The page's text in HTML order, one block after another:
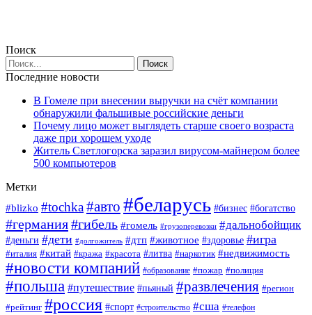
Поиск
Последние новости
В Гомеле при внесении выручки на счёт компании
обнаружили фальшивые российские деньги
Почему лицо может выглядеть старше своего возраста
даже при хорошем уходе
Житель Светлогорска заразил вирусом-майнером более
500 компьютеров
Метки
#blizko #tochka#авто #беларусь #бизнес #богатство
#германия#гибель #гомель #грузоперевозки #дальнобойщик
#деньги #дети #долгожитель #дтп #животное #здоровье #игра
#италия #китай #кража #красота #литва #наркотик #недвижимость
#новости компаний #образование #пожар #полиция
#польша #путешествие #пьяный #развлечения #регион
#рейтинг #россия #спорт #строительство #сша #телефон